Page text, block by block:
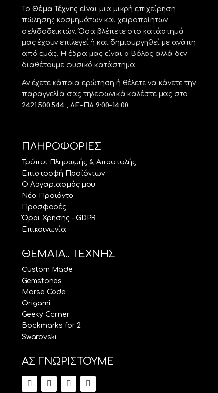
Το Θέμα Τέχνηςείναι μια μικρή επιχείρηση
πώλησης κοσμημάτων και χειροποίητων
σελιδοδεικτών. Όσα βλέπετε στο κατάστημά
μας έχουν επιλεγεί ή και δημιουργηθεί με αγάπη
από εμάς. Η έδρα μας είναι ο Βόλος αλλά δεν
διαθέτουμε φυσικό κατάστημα.
Αν έχετε κάποια ερώτηση ή θέλετε να κάνετε την
παραγγελία σας τηλεφωνικά καλέστε μας στο
2421.500.544 , ΔΕ-ΠΑ 9:00-14:00.
ΠΛΗΡΟΦΟΡΙΕΣ
Τρόποι Πληρωμής & Αποστολής
Επιστροφή Προϊόντων
Ο Λογαριασμός μου
Νέα Προϊόντα
Προσφορές
Όροι Χρήσης – GDPR
Επικοινωνία
ΘΕΜΑΤΑ.. ΤΕΧΝΗΣ
Custom Made
Gemstones
Morse Code
Origami
Geeky Corner
Bookmarks for 2
Swarovski
ΑΣ ΓΝΩΡΙΣΤΟΥΜΕ